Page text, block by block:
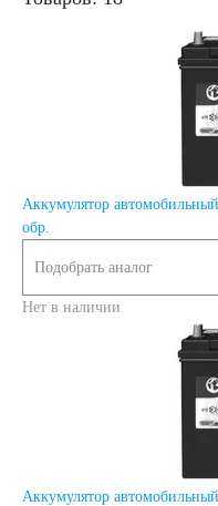
190
210 220
225
240
Аккумулятор
обр.
Подобрать аналог
Нет в наличии
Аккумулятор